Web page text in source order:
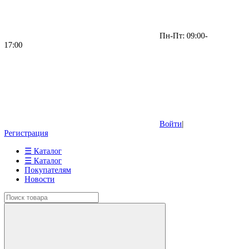
Пн-Пт: 09:00-
17:00
Войти|
Регистрация
☰ Каталог
☰ Каталог
Покупателям
Новости